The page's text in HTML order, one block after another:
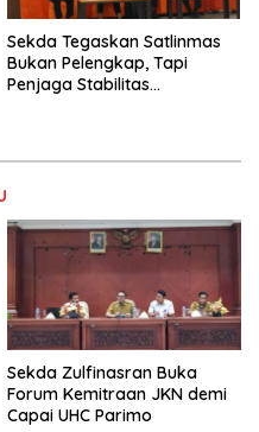
Sekda Tegaskan Satlinmas
Bukan Pelengkap, Tapi
Penjaga Stabilitas
Sekda Zulfinasran Buka
Forum Kemitraan JKN demi
Capai UHC Parimo